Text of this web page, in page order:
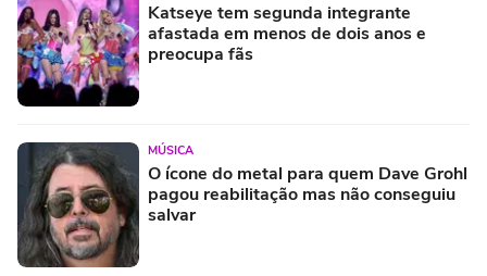
Katseye tem segunda integrante
afastada em menos de dois anos e
preocupa fãs
MÚSICA
O ícone do metal para quem Dave Grohl
pagou reabilitação mas não conseguiu
salvar